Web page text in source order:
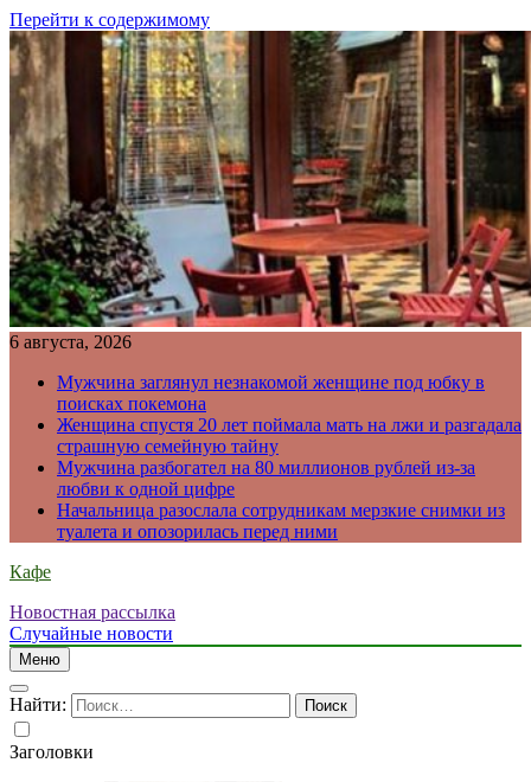
Перейти к содержимому
6 августа, 2026
Мужчина заглянул незнакомой женщине под юбку в
поисках покемона
Женщина спустя 20 лет поймала мать на лжи и разгадала
страшную семейную тайну
Мужчина разбогател на 80 миллионов рублей из-за
любви к одной цифре
Начальница разослала сотрудникам мерзкие снимки из
туалета и опозорилась перед ними
Кафе
Новостная рассылка
Случайные новости
Меню
Найти:
Заголовки